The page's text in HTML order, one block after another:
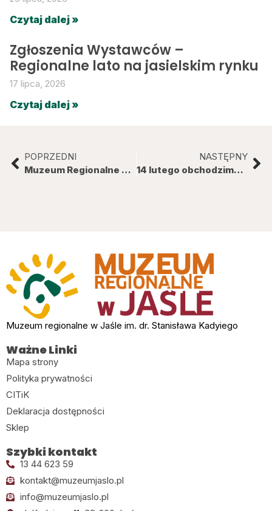
Czytaj dalej »
Zgłoszenia Wystawców –
Regionalne lato na jasielskim rynku
17 lipca, 2026
Czytaj dalej »
POPRZEDNI
Muzeum Regionalne w Jaśle stawia na ekologię – relacja z dwudniowych warsztatów nt. ekologicznej instytucji kultury
NASTĘPNY
14 lutego obchodzimy Narodowy Dzień Pamięci Żołnierzy Armii Krajowej
Muzeum regionalne w Jaśle im. dr. Stanisława Kadyiego
Ważne Linki
Mapa strony
Polityka prywatności
CITiK
Deklaracja dostępności
Sklep
Szybki kontakt
13 44 623 59
kontakt@muzeumjaslo.pl
info@muzeumjaslo.pl